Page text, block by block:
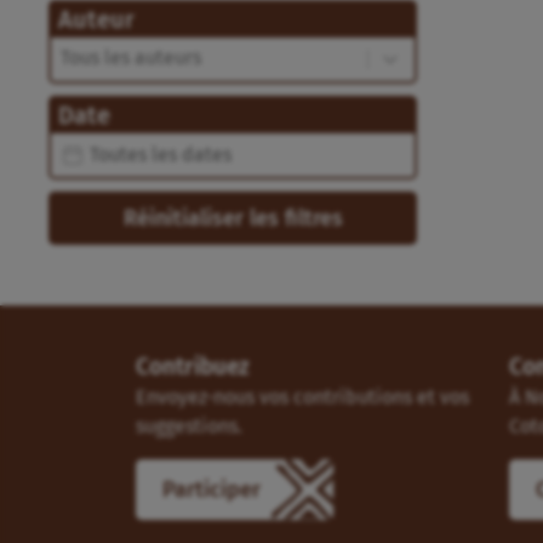
Auteur
Auteur
Auteur
Date
Date
Date
Réinitialiser les filtres
Contribuez
Envoyez-nous vos contributions et vos
suggestions.
Participer
À